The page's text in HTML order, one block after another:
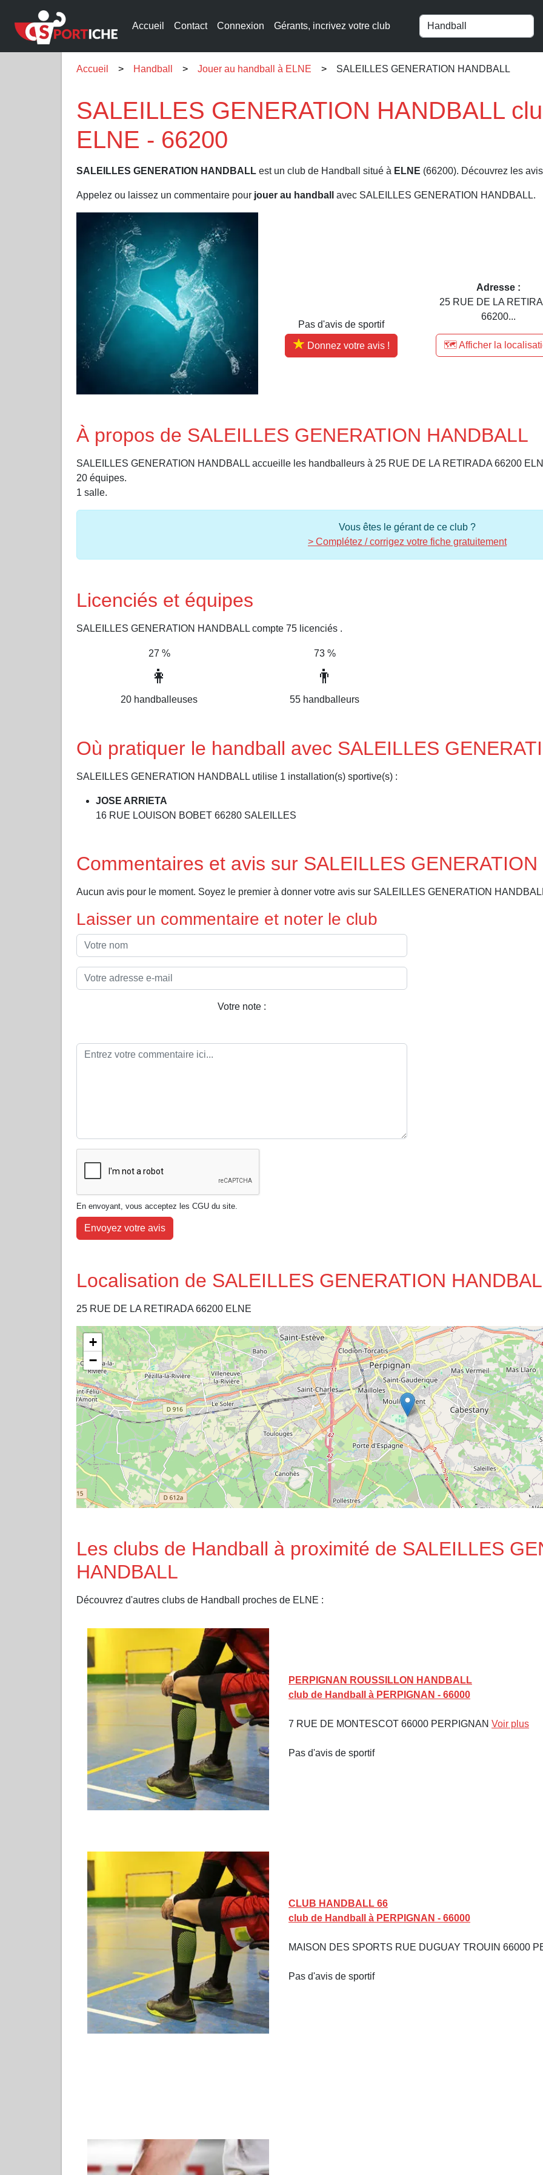
Accueil Contact Connexion Gérants, incrivez votre club
Accueil Handball Jouer au handball à ELNE SALEILLES GENERATION HANDBALL
SALEILLES GENERATION HANDBALL
ELNE - 66200
SALEILLES GENERATION HANDBALL est un club de Handball situé à ELNE (66200). Découvrez les
Appelez ou laissez un commentaire pour jouer au handball avec SALEILLES GENERATION HANDBALL.
Pas d'avis de sportif
Donnez votre avis !
Adresse :
25 RUE DE LA
66200...
🗺️ Afficher la
À propos de SALEILLES GENERATION HANDBALL
SALEILLES GENERATION HANDBALL accueille les handballeurs à 25 RUE DE LA RETIRADA 66200
20 équipes.
1 salle.
Vous êtes le gérant de ce club ?
> Complétez / corrigez votre fiche gratuitement
Licenciés et équipes
SALEILLES GENERATION HANDBALL compte 75 licenciés .
27 % 73 %
👩 👨
20 handballeuses 55 handballeurs
Où pratiquer le handball avec SALEILLES
SALEILLES GENERATION HANDBALL utilise 1 installation(s) sportive(s) :
JOSE ARRIETA
16 RUE LOUISON BOBET 66280 SALEILLES
Commentaires et avis sur SALEILLES
Aucun avis pour le moment. Soyez le premier à donner votre avis sur SALEILLES GENERATION
Laisser un commentaire et noter le club
Votre note :
En envoyant, vous acceptez les CGU du site.
Envoyez votre avis
Localisation de SALEILLES GENERATION
25 RUE DE LA RETIRADA 66200 ELNE
+
−
Les clubs de Handball à proximité de SALEILLES
HANDBALL
Découvrez d'autres clubs de Handball proches de ELNE :
PERPIGNAN ROUSSILLON HANDBALL
club de Handball à PERPIGNAN - 66000
7 RUE DE MONTESCOT 66000 PERPIGNAN Voir plus
Pas d'avis de sportif
CLUB HANDBALL 66
club de Handball à PERPIGNAN - 66000
MAISON DES SPORTS RUE DUGUAY TROUIN 66000
Pas d'avis de sportif